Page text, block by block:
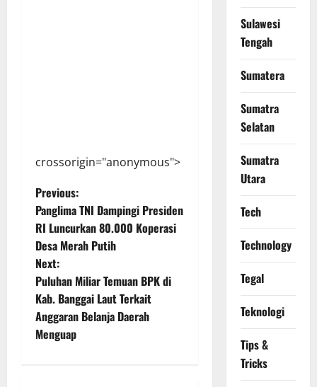
crossorigin="anonymous">
P
o
s
t
n
a
Previous:
Panglima TNI Dampingi Presiden
RI Luncurkan 80.000 Koperasi
Desa Merah Putih
Next:
Puluhan Miliar Temuan BPK di
Kab. Banggai Laut Terkait
Anggaran Belanja Daerah
Menguap
Sulawesi
Tengah
Sumatera
Sumatra
Selatan
Sumatra
Utara
Tech
Technology
Tegal
Teknologi
Tips &
Tricks